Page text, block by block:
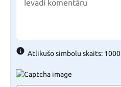
Atlikušo simbolu skaits: 1000